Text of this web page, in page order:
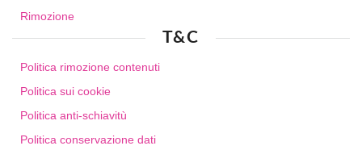
Rimozione
T&C
Politica rimozione contenuti
Politica sui cookie
Politica anti-schiavitù
Politica conservazione dati